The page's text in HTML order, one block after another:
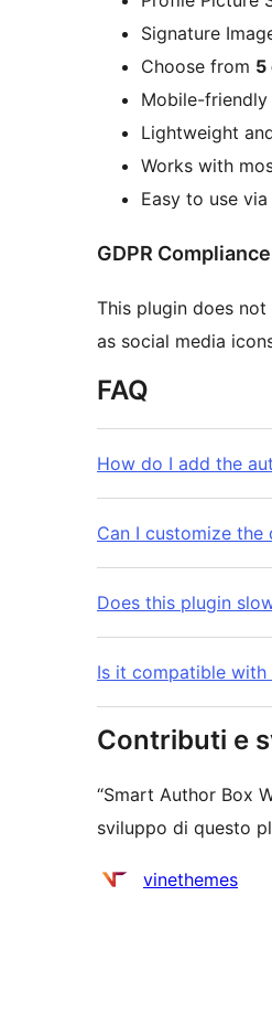
Signature
Choose from 5
Mobile-friendly
Lightweight
Works with
Easy to use
GDPR Compliance
This plugin does
as social media
FAQ
How do I add the
Can I customize the
Does this plugin
Is it compatible with
Contributi e
“Smart Author Box
sviluppo di questo
Collaboratori
vinethemes